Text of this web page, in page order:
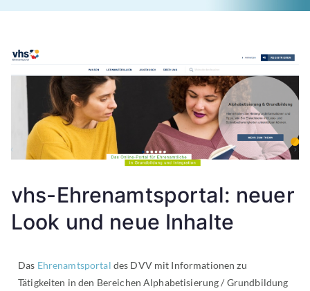
NRW
vhs-Ehrenamtsportal: neuer
Look und neue Inhalte
Das Ehrenamtsportal des DVV mit Informationen zu
Tätigkeiten in den Bereichen Alphabetisierung / Grundbildung